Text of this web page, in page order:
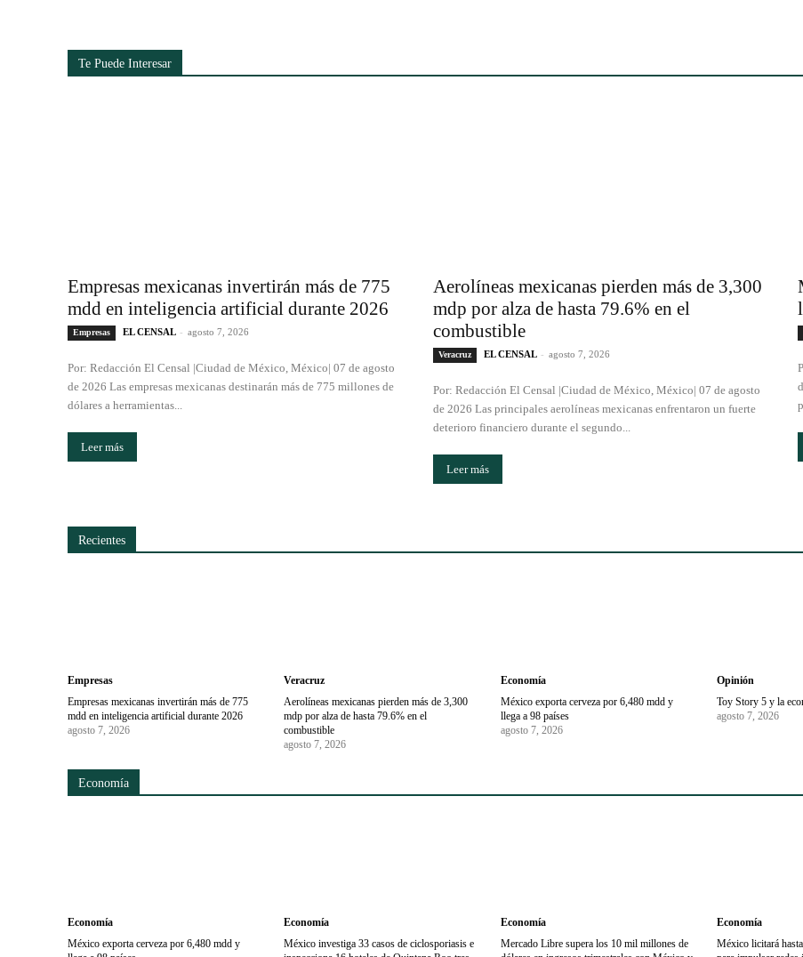
Te Puede Interesar
Empresas mexicanas invertirán más de 775
mdd en inteligencia artificial durante 2026
Empresas EL CENSAL - agosto 7, 2026
Por: Redacción El Censal |Ciudad de México, México| 07 de agosto
de 2026 Las empresas mexicanas destinarán más de 775 millones de
dólares a herramientas...
Leer más
Aerolíneas mexicanas pierden más de 3,300
mdp por alza de hasta 79.6% en el
combustible
Veracruz EL CENSAL - agosto 7, 2026
Por: Redacción El Censal |Ciudad de México, México| 07 de agosto
de 2026 Las principales aerolíneas mexicanas enfrentaron un fuerte
deterioro financiero durante el segundo...
Leer más
Recientes
Empresas
Empresas mexicanas invertirán más de 775
mdd en inteligencia artificial durante 2026
agosto 7, 2026
Veracruz
Aerolíneas mexicanas pierden más de 3,300
mdp por alza de hasta 79.6% en el
combustible
agosto 7, 2026
Economía
México exporta cerveza por 6,480 mdd y
llega a 98 países
agosto 7, 2026
Opinión
Toy Story 5 y la
agosto 7, 2026
Economía
Economía
México exporta cerveza por 6,480 mdd y
Economía
México investiga 33 casos de ciclosporiasis e
Economía
Mercado Libre supera los 10 mil millones de
Economía
México licitará